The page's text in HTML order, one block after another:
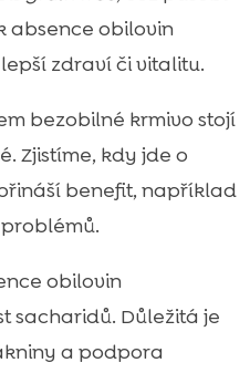
jak poznáme
bez sacharidů: kde
„akorát“
krmivo: co
bezobilnou stravu
problémů:
absence obilovin
zdraví či vitalitu.
bezobilné krmivo stojí
Zjistíme, kdy jde o
benefit, například
obilovin
sacharidů. Důležitá je
a podpora